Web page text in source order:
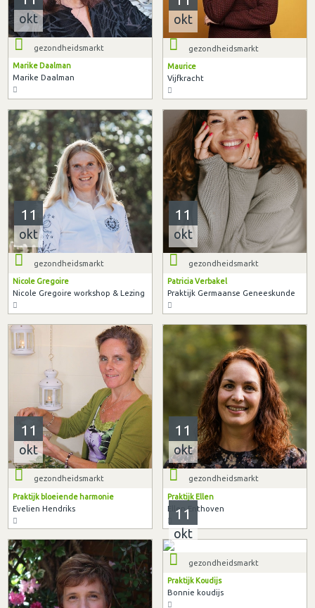
okt
gezondheidsmarkt
Marike Daalman
Marike Daalman
okt
gezondheidsmarkt
Maurice
Vijfkracht
11
okt
gezondheidsmarkt
Nicole Gregoire
Nicole Gregoire workshop & Lezing
11
okt
gezondheidsmarkt
Patricia Verbakel
Praktijk Germaanse Geneeskunde
11
okt
gezondheidsmarkt
Praktijk bloeiende harmonie
Evelien Hendriks
11
okt
gezondheidsmarkt
Praktijk Ellen
Ellen Enthoven
11
okt
gezondheidsmarkt
Praktijk Koudijs
Bonnie koudijs